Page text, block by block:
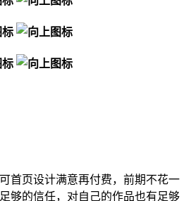
首页设计满意再付费，前期不花一
够的信任，对自己的作品也有足够